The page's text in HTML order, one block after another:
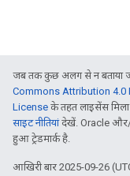
जब तक कुछ अलग से न बताया
Commons Attribution 4.0
License के तहत लाइसेंस मिला
साइट नीतियांदेखें. Oracle और/
हुआ ट्रेडमार्क है.
आखिरी बार 2025-09-26